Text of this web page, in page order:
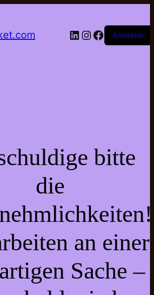
LinkedIn
Instagram
Facebook
Anmelden
bitte
die
an einer
Sache –